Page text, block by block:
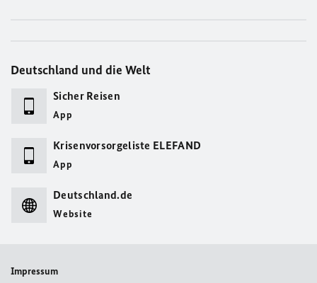
Deutschland und die Welt
Sicher Reisen
App
Krisenvorsorgeliste ELEFAND
App
Deutschland.de
Website
Impressum